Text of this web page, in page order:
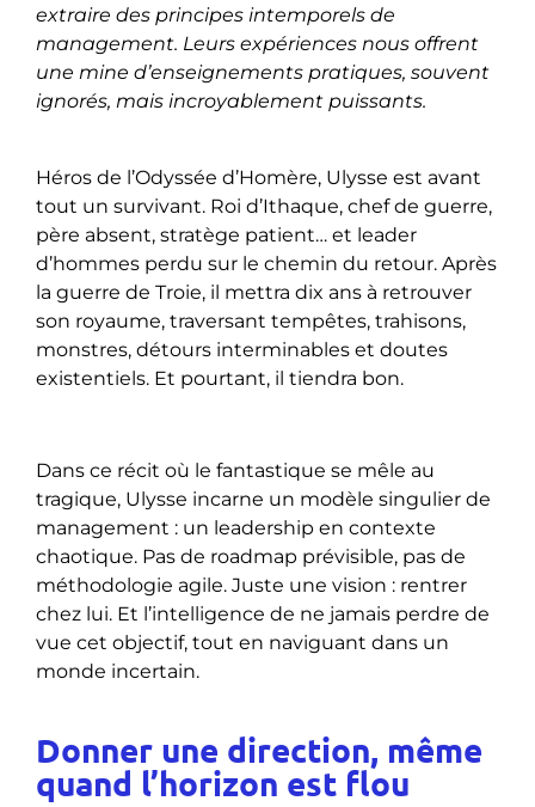
extraire des principes intemporels de
management. Leurs expériences nous offrent
une mine d’enseignements pratiques, souvent
ignorés, mais incroyablement puissants.
Héros de l’Odyssée d’Homère, Ulysse est avant
tout un survivant. Roi d’Ithaque, chef de guerre,
père absent, stratège patient… et leader
d’hommes perdu sur le chemin du retour. Après
la guerre de Troie, il mettra dix ans à retrouver
son royaume, traversant tempêtes, trahisons,
monstres, détours interminables et doutes
existentiels. Et pourtant, il tiendra bon.
Dans ce récit où le fantastique se mêle au
tragique, Ulysse incarne un modèle singulier de
management : un leadership en contexte
chaotique. Pas de roadmap prévisible, pas de
méthodologie agile. Juste une vision : rentrer
chez lui. Et l’intelligence de ne jamais perdre de
vue cet objectif, tout en naviguant dans un
monde incertain.
Donner une direction, même
quand l’horizon est flou